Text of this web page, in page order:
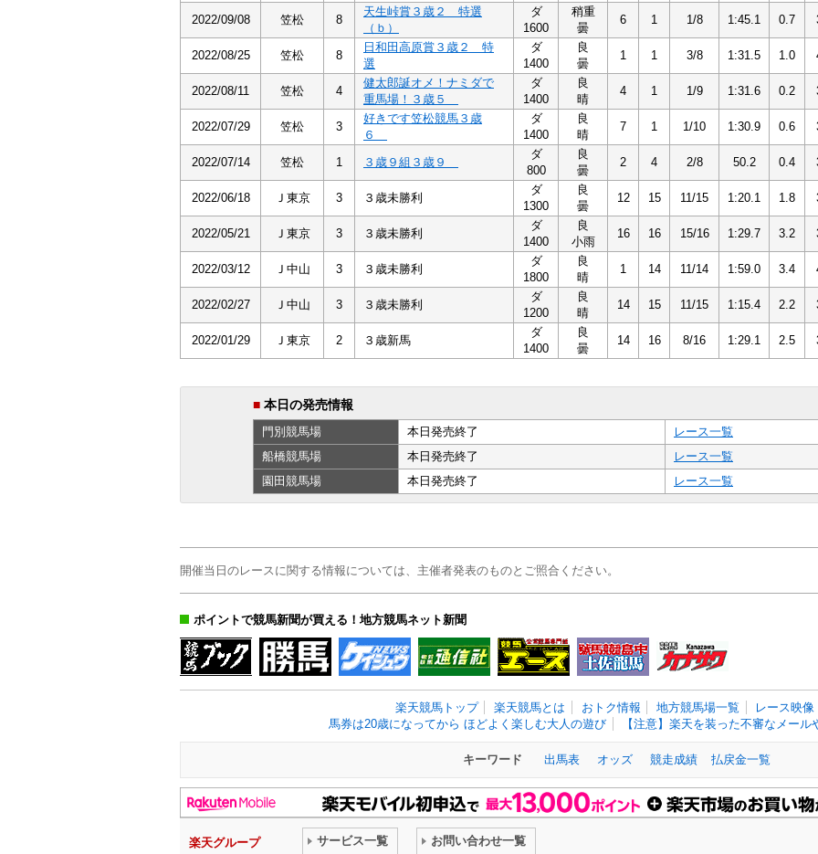
2022/09/08 笠松 8
天生峠賞３歳２ 特選
（ｂ）
ダ
1600
稍重
曇
6 1 1/8 1:45.1 0.7
2022/08/25 笠松 8
日和田高原賞３歳２ 特
選
ダ
1400
良
曇
1 1 3/8 1:31.5 1.0
2022/08/11 笠松 4
健太郎誕オメ！ナミダで
重馬場！３歳５
ダ
1400
良
晴
4 1 1/9 1:31.6 0.2
2022/07/29 笠松 3
好きです笠松競馬３歳
６
ダ
1400
良
晴
7 1 1/10 1:30.9 0.6
2022/07/14 笠松 1 ３歳９組３歳９
ダ
800
良
曇
2 4 2/8 50.2 0.4
2022/06/18 Ｊ東京 3 ３歳未勝利
ダ
1300
良
曇
12 15 11/15 1:20.1 1.8
2022/05/21 Ｊ東京 3 ３歳未勝利
ダ
1400
良
小雨
16 16 15/16 1:29.7 3.2
2022/03/12 Ｊ中山 3 ３歳未勝利
ダ
1800
良
晴
1 14 11/14 1:59.0 3.4
2022/02/27 Ｊ中山 3 ３歳未勝利
ダ
1200
良
晴
14 15 11/15 1:15.4 2.2
2022/01/29 Ｊ東京 2 ３歳新馬
ダ
1400
良
曇
14 16 8/16 1:29.1 2.5
■ 本日の発売情報
門別競馬場 本日発売終了
レース一覧
船橋競馬場 本日発売終了
レース一覧
園田競馬場 本日発売終了 レース一覧
開催当日のレースに関する情報については、主催者発表のものとご照合ください。
ポイントで競馬新聞が買える！地方競馬ネット新聞
楽天競馬トップ 楽天競馬とは おトク情報 地方競馬場一覧
レース映像
馬券は20歳になってから ほどよく楽しむ大人の遊び
【注意】楽天を装った不審なメー
キーワード 出馬表 オッズ 競走成績 払戻金一覧
楽天グループ サービス一覧 お問い合わせ一覧